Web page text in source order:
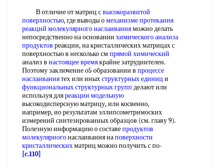
В отличие от матриц свысокоразвитой
поверхностью, где выводы омеханизме протекания
реакций молекулярного наслаиванияможно делать
непосредственно на основании химического анализа
продуктов реакции, на кристаллических матрицах с
поверхностью в несколько смпрямой химический
анализ в настоящее времякрайне затруднителен.
Поэтому заключение о5 образовании в процессе
наслаиваниятех или иныхструктурных единиц и
функциональных структурных групп делают или
используя дляреакции модельную
высокодисперсную матрицу, илн косвенно,
иапример, ио результатам эллипсометрнмоских
измерений синтезированных образцов (см. главу 9).
Полезную информацию о составепродуктов
молекулярногонаслаивания наповерхности
кристаллическихматриц можно получить с по-
[c.110]